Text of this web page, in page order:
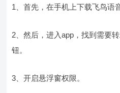
1、首先，在手机上下载飞鸟语
2、然后，进入app，找到需要
钮。
3、开启悬浮窗权限。